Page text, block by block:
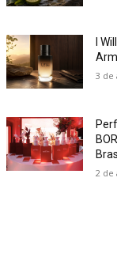
I
3 de
2 de